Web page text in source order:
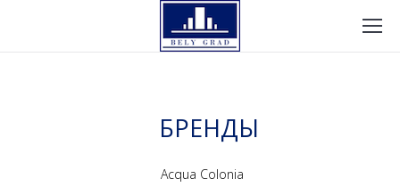
БРЕНДЫ
Acqua Colonia